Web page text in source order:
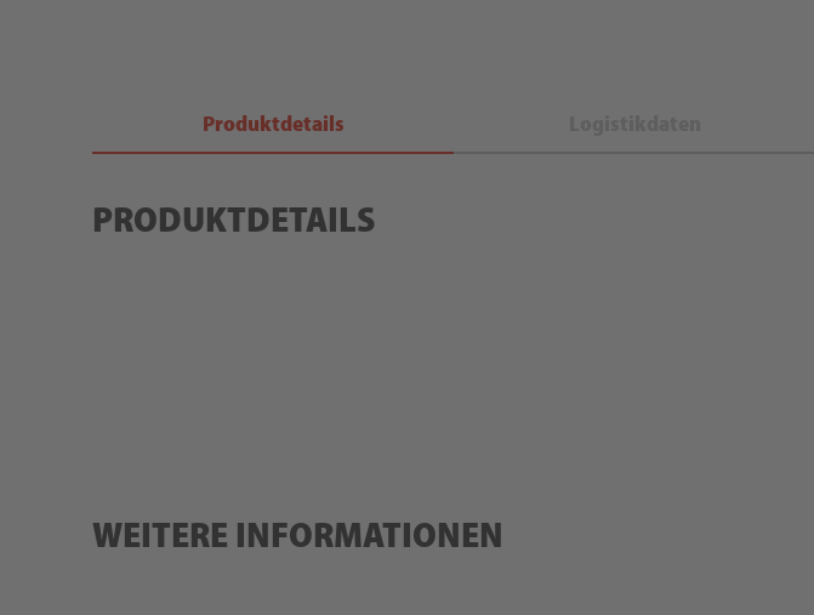
Produktdetails
PRODUKTDETAILS
WEITERE INFORMATIONEN